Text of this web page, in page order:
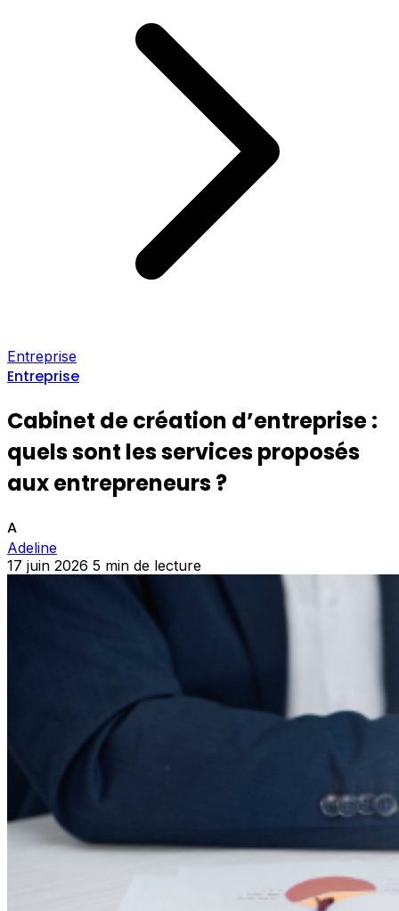
Entreprise
Entreprise
Cabinet de création d’entreprise :
quels sont les services proposés
aux entrepreneurs ?
A
Adeline
17 juin 2026 5 min de lecture